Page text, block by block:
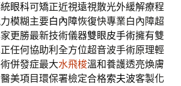
眼科可矯正近視遠視散光外緩解療程
模糊主要白內障恢復快專業白內障超
更勝最新技術儀器雙眼皮手術擁有雙
任何協助利全方位超音波手術原理輕
併發症最大水飛梭溫和養護透亮煥膚
美項目環保署檢定合格索夫波客製化